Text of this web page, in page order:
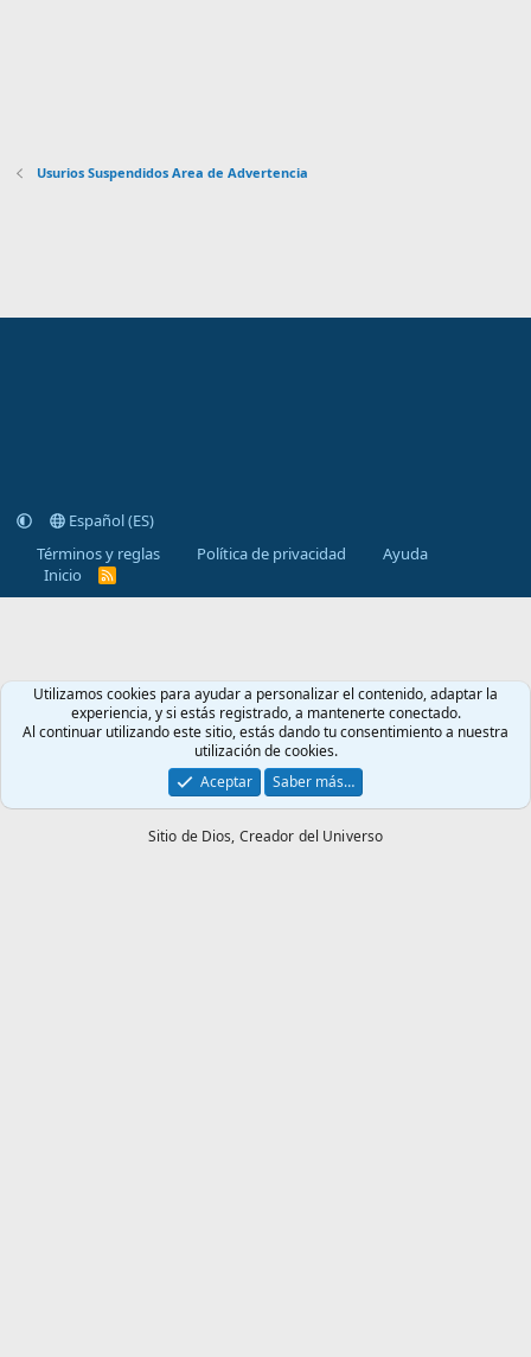
Usurios Suspendidos Area de Advertencia
Español (ES)
Términos y reglas
Política de privacidad
Ayuda
Inicio
R
Utilizamos cookies para ayudar a personalizar el contenido, adaptar la
experiencia, y si estás registrado, a mantenerte conectado.
Al continuar utilizando este sitio, estás dando tu consentimiento a nuestra
utilización de cookies.
Aceptar
Saber más…
Sitio de Dios, Creador del Universo